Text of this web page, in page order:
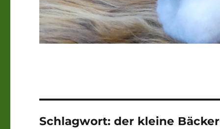
Schlagwort:der kleine Bäcker